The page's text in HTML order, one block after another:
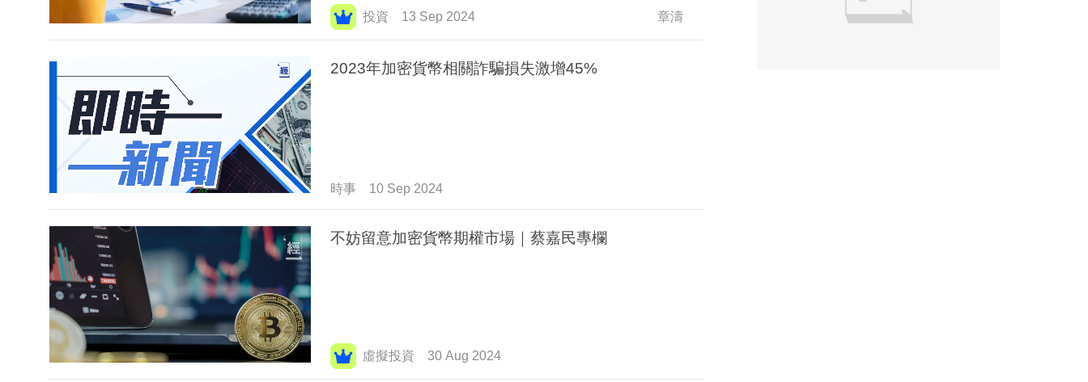
投資 13 Sep 2024 章濤
2023年加密貨幣相關詐騙損失激增45%
時事 10 Sep 2024
不妨留意加密貨幣期權市場｜蔡嘉民專欄
虛擬投資 30 Aug 2024